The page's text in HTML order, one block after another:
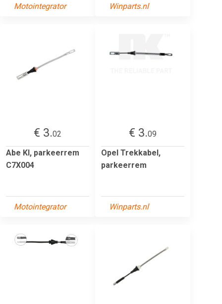
Motointegrator Winparts.nl
€ 3.02
Abe Kl, parkeerrem
C7X004
Motointegrator
€ 3.09
Opel Trekkabel,
parkeerrem
Winparts.nl